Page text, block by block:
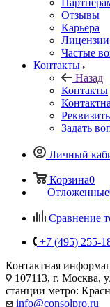
Отзывы
Карьера
Лицензии
Частые
Контакты
Назад
Контакты
Задать
Личный
Корзина0
Отложенные
Сравнение
+7 (495) 255-
Контактная
107113, г. Москва,
станции метро:
info@consolpro.ru